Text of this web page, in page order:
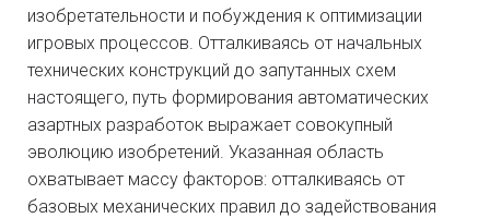
изобретательности и побуждения к оптимизации
игровых процессов. Отталкиваясь от начальных
технических конструкций до запутанных схем
настоящего, путь формирования автоматических
азартных разработок выражает совокупный
эволюцию изобретений. Указанная область
охватывает массу факторов: отталкиваясь от
базовых механических правил до задействования